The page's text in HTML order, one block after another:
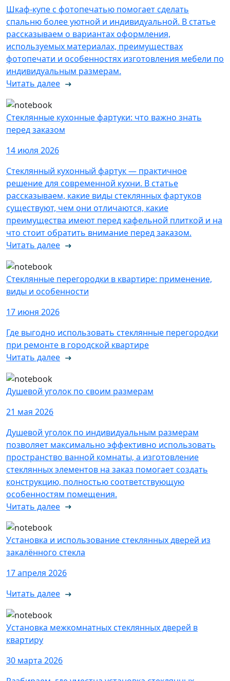
Шкаф-купе с фотопечатью помогает сделать
спальню более уютной и индивидуальной. В статье
рассказываем о вариантах оформления,
используемых материалах, преимуществах
фотопечати и особенностях изготовления мебели по
индивидуальным размерам.
Читать далее
Стеклянные кухонные фартуки: что важно знать
перед заказом
14 июля 2026
Стеклянный кухонный фартук — практичное
решение для современной кухни. В статье
рассказываем, какие виды стеклянных фартуков
существуют, чем они отличаются, какие
преимущества имеют перед кафельной плиткой и на
что стоит обратить внимание перед заказом.
Читать далее
Стеклянные перегородки в квартире: применение,
виды и особенности
17 июня 2026
Где выгодно использовать стеклянные перегородки
при ремонте в городской квартире
Читать далее
Душевой уголок по своим размерам
21 мая 2026
Душевой уголок по индивидуальным размерам
позволяет максимально эффективно использовать
пространство ванной комнаты, а изготовление
стеклянных элементов на заказ помогает создать
конструкцию, полностью соответствующую
особенностям помещения.
Читать далее
Установка и использование стеклянных дверей из
закалённого стекла
17 апреля 2026
Читать далее
Установка межкомнатных стеклянных дверей в
квартиру
30 марта 2026